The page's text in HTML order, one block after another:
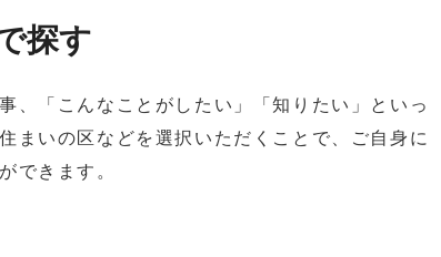
探す
、「こんなことがしたい」「知りたい」といっ
まいの区などを選択いただくことで、ご自身に
できます。